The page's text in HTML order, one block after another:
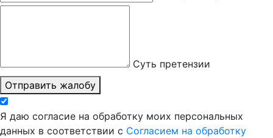
Суть претензии
Отправить жалобу
Я даю согласие на обработку моих персональных
данных в соответствии с Согласием на обработку